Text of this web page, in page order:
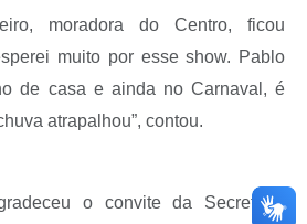
moradora do Centro, ficou
muito por esse show. Pablo
de casa e ainda no Carnaval, é
atrapalhou”, contou.
o convite da Secretaria